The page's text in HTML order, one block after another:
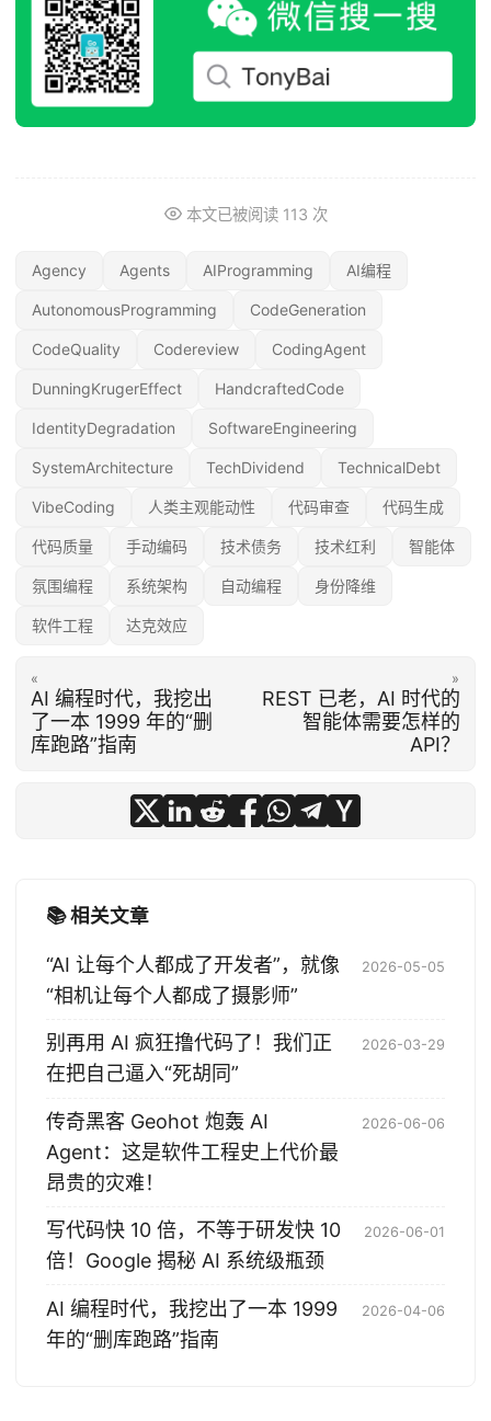
本文已被阅读 113 次
Agency Agents AIProgramming AI编程
AutonomousProgramming CodeGeneration
CodeQuality Codereview CodingAgent
DunningKrugerEffect HandcraftedCode
IdentityDegradation SoftwareEngineering
SystemArchitecture TechDividend TechnicalDebt
VibeCoding 人类主观能动性 代码审查 代码生成
代码质量 手动编码 技术债务 技术红利 智能体
氛围编程 系统架构 自动编程 身份降维
软件工程 达克效应
«
AI 编程时代，我挖出
了一本 1999 年的“删
库跑路”指南
»
REST 已老，AI 时代的
智能体需要怎样的
API？
📚 相关文章
“AI 让每个人都成了开发者”，就像
“相机让每个人都成了摄影师”
2026-05-05
别再用 AI 疯狂撸代码了！我们正
在把自己逼入“死胡同”
2026-03-29
传奇黑客 Geohot 炮轰 AI
Agent：这是软件工程史上代价最
昂贵的灾难！
2026-06-06
写代码快 10 倍，不等于研发快 10
倍！Google 揭秘 AI 系统级瓶颈
2026-06-01
AI 编程时代，我挖出了一本 1999
年的“删库跑路”指南
2026-04-06